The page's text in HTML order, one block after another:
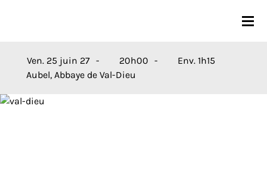
CONCERTS
SAISON 26-27
JEUNES PUBLICS
Ven. 25 juin 27 20h00
Env. 1h15
Aubel, Abbaye de Val-Dieu